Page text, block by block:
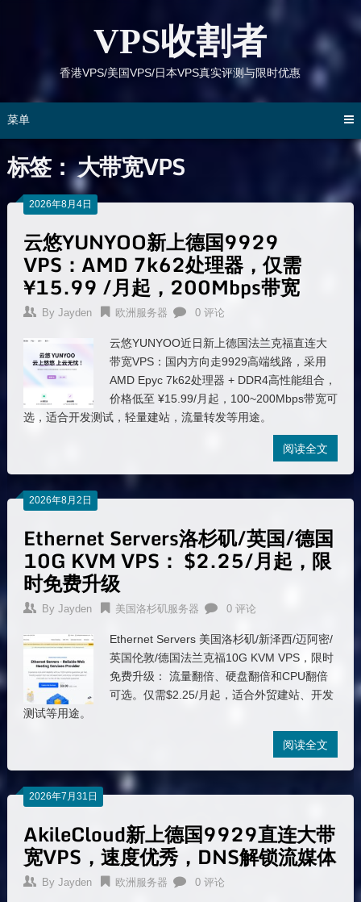
VPS收割者
香港VPS/美国VPS/日本VPS真实评测与限时优惠
菜单
标签：大带宽VPS
2026年8月4日
云悠YUNYOO新上德国9929
VPS：AMD 7k62处理器，仅需
¥15.99 /月起，200Mbps带宽
By Jayden 欧洲服务器 0 评论
云悠YUNYOO近日新上德国法兰克福直连大
带宽VPS：国内方向走9929高端线路，采用
AMD Epyc 7k62处理器 + DDR4高性能组合，
价格低至 ¥15.99/月起，100~200Mbps带宽可
选，适合开发测试，轻量建站，流量转发等用途。
阅读全文
2026年8月2日
Ethernet Servers洛杉矶/英国/德国
10G KVM VPS： $2.25/月起，限
时免费升级
By Jayden 美国洛杉矶服务器 0 评论
Ethernet Servers 美国洛杉矶/新泽西/迈阿密/
英国伦敦/德国法兰克福10G KVM VPS，限时
免费升级： 流量翻倍、硬盘翻倍和CPU翻倍
可选。仅需$2.25/月起，适合外贸建站、开发
测试等用途。
阅读全文
2026年7月31日
AkileCloud新上德国9929直连大带
宽VPS，速度优秀，DNS解锁流媒体
By Jayden 欧洲服务器 0 评论